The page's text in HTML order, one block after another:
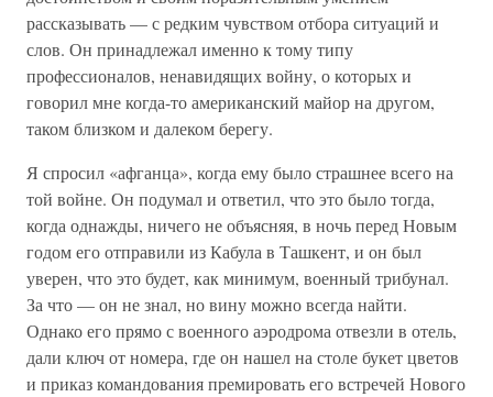
рассказывать — с редким чувством отбора ситуаций и
слов. Он принадлежал именно к тому типу
профессионалов, ненавидящих войну, о которых и
говорил мне когда-то американский майор на другом,
таком близком и далеком берегу.
Я спросил «афганца», когда ему было страшнее всего на
той войне. Он подумал и ответил, что это было тогда,
когда однажды, ничего не объясняя, в ночь перед Новым
годом его отправили из Кабула в Ташкент, и он был
уверен, что это будет, как минимум, военный трибунал.
За что — он не знал, но вину можно всегда найти.
Однако его прямо с военного аэродрома отвезли в отель,
дали ключ от номера, где он нашел на столе букет цветов
и приказ командования премировать его встречей Нового